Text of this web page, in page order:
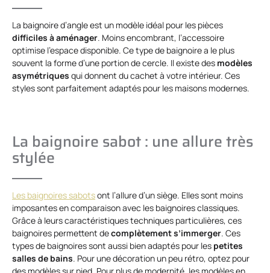
La baignoire d’angle est un modèle idéal pour les pièces
difficiles à aménager. Moins encombrant, l’accessoire
optimise l’espace disponible. Ce type de baignoire a le plus
souvent la forme d’une portion de cercle. Il existe des modèles
asymétriques qui donnent du cachet à votre intérieur. Ces
styles sont parfaitement adaptés pour les maisons modernes.
La baignoire sabot : une allure très
stylée
Les baignoires sabotsont l’allure d’un siège. Elles sont moins
imposantes en comparaison avec les baignoires classiques.
Grâce à leurs caractéristiques techniques particulières, ces
baignoires permettent decomplètements’immerger. Ces
types de baignoires sont aussi bien adaptés pour les petites
salles de bains. Pour une décoration un peu rétro, optez pour